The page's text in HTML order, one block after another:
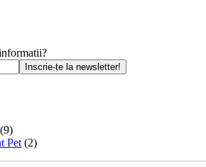
(9)
Pet (2)